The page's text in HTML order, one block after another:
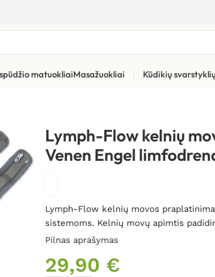
matuokliaiMasažuokliai Kūdikių
Lymph-Flow kelnių movos
Lymph-Flow kelnių
Venen Engel
Lymph-Flow kelnių movos
sistemoms. Kelnių movų apimtis
Pilnas aprašymas
29,90 €